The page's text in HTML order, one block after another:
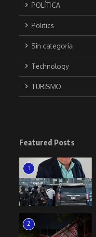
POLÍTICA
Politics
Sin categoría
Technology
TURISMO
Featured Posts
1
2